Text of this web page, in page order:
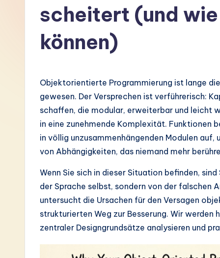
A
m
scheitert (und
können)
Objektorientierte Programmierung ist lange
gewesen. Der Versprechen ist verführerisch:
schaffen, die modular, erweiterbar und leicht
in eine zunehmende Komplexität. Funktionen
in völlig unzusammenhängenden Modulen
von Abhängigkeiten, das niemand mehr
Wenn Sie sich in dieser Situation befinden,
der Sprache selbst, sondern von der falschen
untersucht die Ursachen für den Versagen
strukturierten Weg zur Besserung. Wir
zentraler Designgrundsätze analysieren und